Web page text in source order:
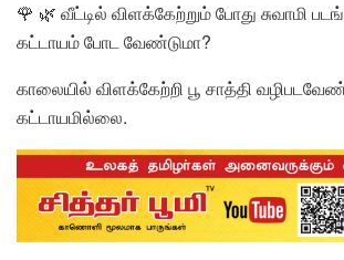
🌹 🌿 வீட்டில் விளக்கேற்றும் போது சுவாமி
கட்டாயம் போட வேண்டுமா?
காலையில் விளக்கேற்றி பூ சாத்தி
கட்டாயமில்லை.